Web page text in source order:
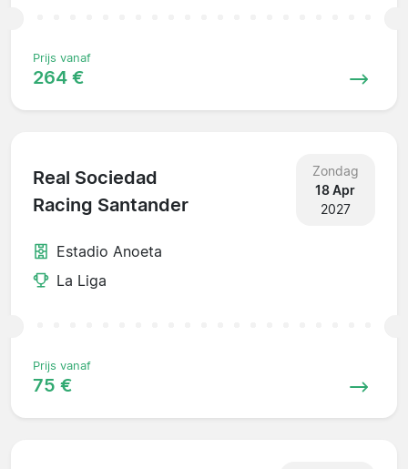
Prijs vanaf
264 €
Real Sociedad
Racing Santander
Zondag
18 Apr
2027
Estadio Anoeta
La Liga
Prijs vanaf
75 €